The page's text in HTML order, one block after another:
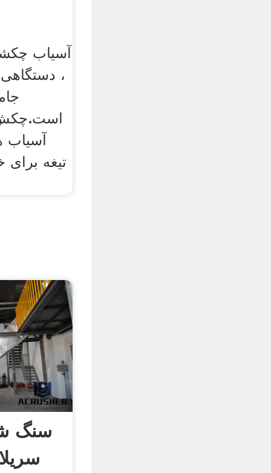
آسیاب
،
تیغه
سنگ